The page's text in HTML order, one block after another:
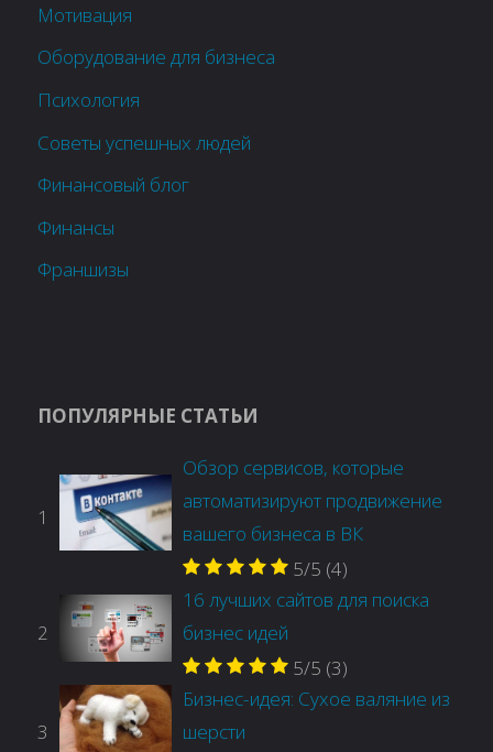
Мотивация
Оборудование для бизнеса
Психология
Советы успешных людей
Финансовый блог
Финансы
Франшизы
ПОПУЛЯРНЫЕ СТАТЬИ
1
Обзор сервисов, которые
автоматизируют продвижение
вашего бизнеса в ВК
5/5 (4)
2
16 лучших сайтов для поиска
бизнес идей
5/5 (3)
3
Бизнес-идея: Сухое валяние из
шерсти